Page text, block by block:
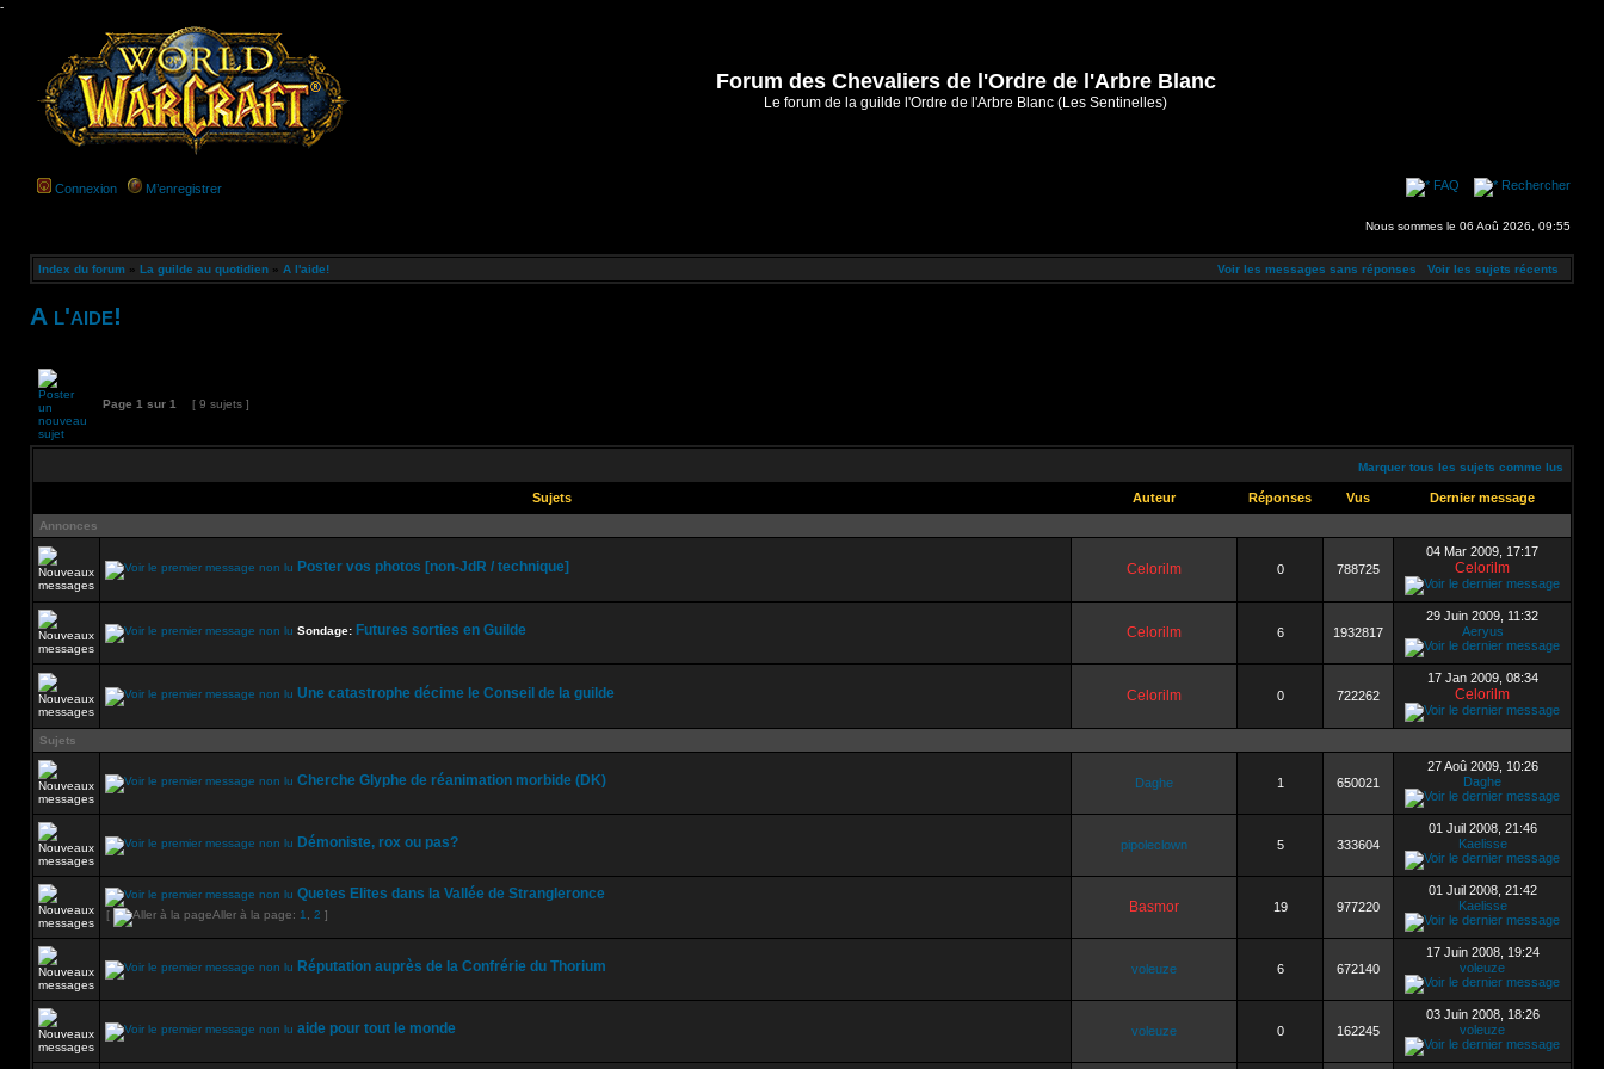
-
Forum des Chevaliers de l'Ordre de l'Arbre Blanc
Le forum de la guilde l'Ordre de l'Arbre Blanc (Les Sentinelles)
Connexion M’enregistrer FAQ Rechercher
Nous sommes le 06 Aoû 2026, 09:55
Index du forum » La guilde au quotidien » A l'aide! Voir les messages sans réponses Voir les sujets récents
A l'aide!
Page 1 sur 1 [ 9 sujets ]
Marquer tous les sujets comme lus
Sujets Auteur Réponses Vus Dernier message
Annonces
Poster vos photos [non-JdR / technique] Celorilm 0 788725
04 Mar 2009, 17:17
Celorilm
Sondage: Futures sorties en Guilde Celorilm 6 1932817
29 Juin 2009, 11:32
Aeryus
Une catastrophe décime le Conseil de la guilde Celorilm 0 722262
17 Jan 2009, 08:34
Celorilm
Sujets
Cherche Glyphe de réanimation morbide (DK) Daghe 1 650021
27 Aoû 2009, 10:26
Daghe
Démoniste, rox ou pas? pipoleclown 5 333604
01 Juil 2008, 21:46
Kaelisse
Quetes Elites dans la Vallée de Strangleronce
[ Aller à la page: 1 2 ] Basmor 19 977220
01 Juil 2008, 21:42
Kaelisse
Réputation auprès de la Confrérie du Thorium voleuze 6 672140
17 Juin 2008, 19:24
voleuze
aide pour tout le monde voleuze 0 162245
03 Juin 2008, 18:26
voleuze